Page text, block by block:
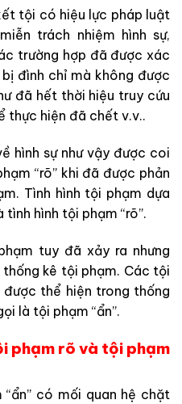
tội có hiệu lực pháp luật
trách nhiệm hình sự,
trường hợp đã được xác
đình chỉ mà không được
đã hết thời hiệu truy cứu
thực hiện đã chết v.v..
hình sự như vậy được coi
“rõ” khi đã được phản
Tình hình tội phạm dựa
hình tội phạm “rõ”.
tuy đã xảy ra nhưng
kê tội phạm. Các tội
thể hiện trong thống
là tội phạm “ẩn”.
phạm rõ và tội phạm
“ẩn” có mối quan hệ chặt